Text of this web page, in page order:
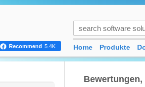
Recommend 5.4K Home Produkte